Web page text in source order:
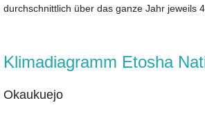
durchschnittlich über das ganze Jahr jeweils
Klimadiagramm Etosha
Okaukuejo